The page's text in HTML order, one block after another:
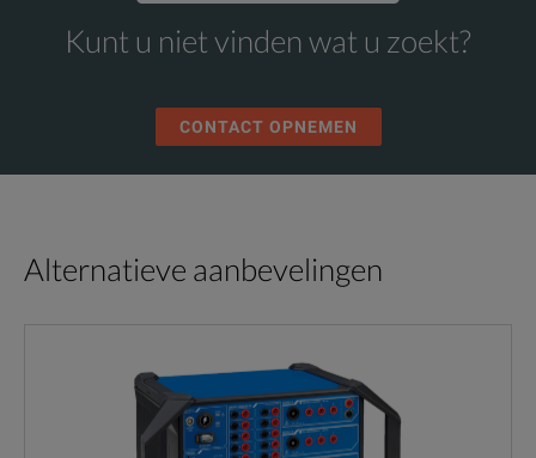
Kunt u niet vinden wat u zoekt?
CONTACT OPNEMEN
Alternatieve aanbevelingen